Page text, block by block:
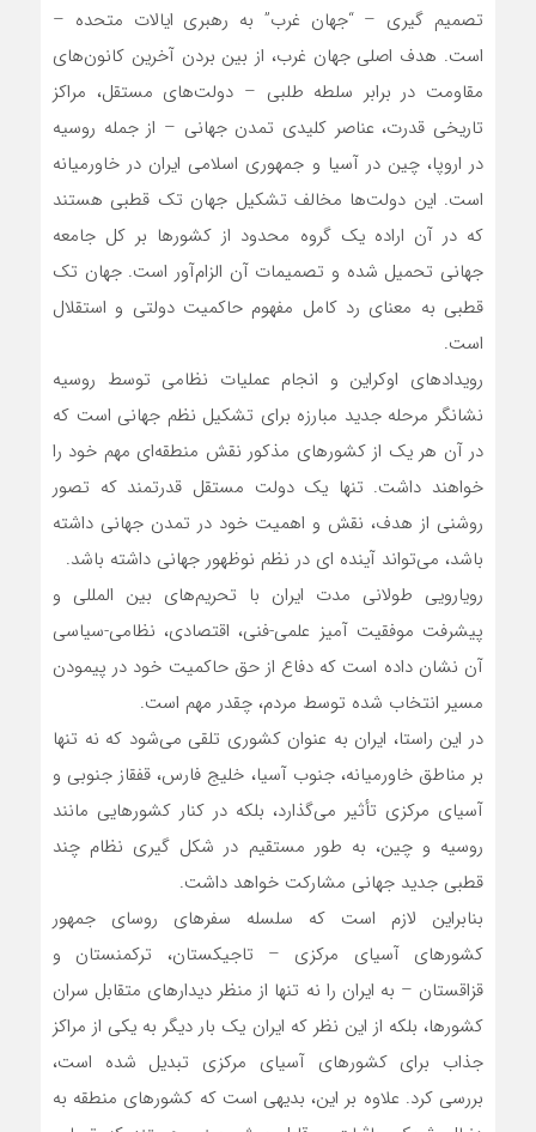
تصمیم گیری – “جهان غرب” به رهبری ایالات متحده –
است. هدف اصلی جهان غرب، از بین بردن آخرین کانون‌های
مقاومت در برابر سلطه طلبی – دولت‌های مستقل، مراکز
تاریخی قدرت، عناصر کلیدی تمدن جهانی – از جمله روسیه
در اروپا، چین در آسیا و جمهوری اسلامی ایران در خاورمیانه
است. این دولت‌ها مخالف تشکیل جهان تک قطبی هستند
که در آن اراده یک گروه محدود از کشورها بر کل جامعه
جهانی تحمیل شده و تصمیمات آن الزام‌آور است. جهان تک
قطبی به معنای رد کامل مفهوم حاکمیت دولتی و استقلال
است.
رویدادهای اوکراین و انجام عملیات نظامی توسط روسیه
نشانگر مرحله جدید مبارزه برای تشکیل نظم جهانی است که
در آن هر یک از کشورهای مذکور نقش منطقه‌ای مهم خود را
خواهند داشت. تنها یک دولت مستقل قدرتمند که تصور
روشنی از هدف، نقش و اهمیت خود در تمدن جهانی داشته
باشد، می‌تواند آینده ای در نظم نوظهور جهانی داشته باشد.
رویارویی طولانی مدت ایران با تحریم‌های بین المللی و
پیشرفت موفقیت آمیز علمی-فنی، اقتصادی، نظامی-سیاسی
آن نشان داده است که دفاع از حق حاکمیت خود در پیمودن
مسیر انتخاب شده توسط مردم، چقدر مهم است.
در این راستا، ایران به عنوان کشوری تلقی می‌شود که نه تنها
بر مناطق خاورمیانه، جنوب آسیا، خلیج فارس، قفقاز جنوبی و
آسیای مرکزی تأثیر می‌گذارد، بلکه در کنار کشورهایی مانند
روسیه و چین، به طور مستقیم در شکل گیری نظام چند
قطبی جدید جهانی مشارکت خواهد داشت.
بنابراین لازم است که سلسله سفرهای روسای جمهور
کشورهای آسیای مرکزی – تاجیکستان، ترکمنستان و
قزاقستان – به ایران را نه تنها از منظر دیدارهای متقابل سران
کشورها، بلکه از این نظر که ایران یک بار دیگر به یکی از مراکز
جذاب برای کشورهای آسیای مرکزی تبدیل شده است،
بررسی کرد. علاوه بر این، بدیهی است که کشورهای منطقه به